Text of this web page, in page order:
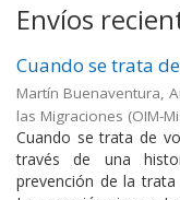
Envíos
Cuando se trata
Martín Buenaventura,
las Migraciones (OIM-
Cuando se trata de
través de una
prevención de la